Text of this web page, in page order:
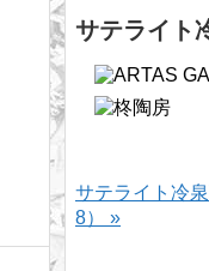
サテライト
サテライト冷
8） »